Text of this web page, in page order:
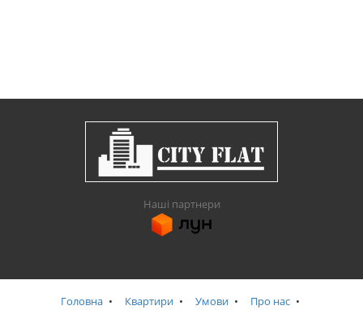
Наші партнери
Головна Квартири Умови
Про нас